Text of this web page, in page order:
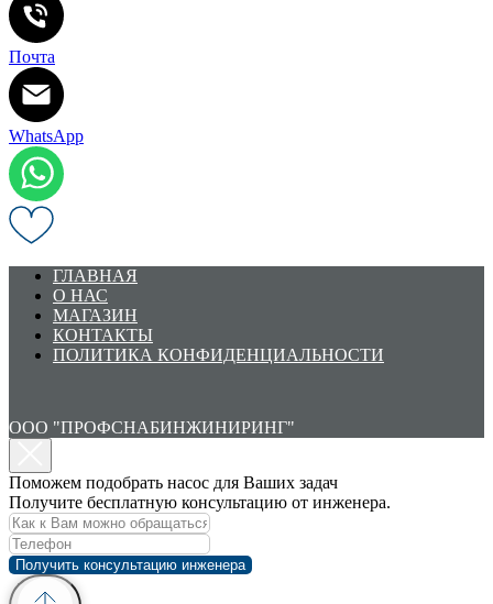
Почта
WhatsApp
ГЛАВНАЯ
О НАС
МАГАЗИН
КОНТАКТЫ
ПОЛИТИКА КОНФИДЕНЦИАЛЬНОСТИ
ООО "ПРОФСНАБИНЖИНИРИНГ"
Поможем подобрать насос для Ваших задач
Получите бесплатную консультацию от инженера.
Получить консультацию инженера